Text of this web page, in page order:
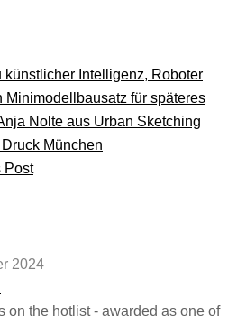
Post
2024
on the hotlist - awarded as one of